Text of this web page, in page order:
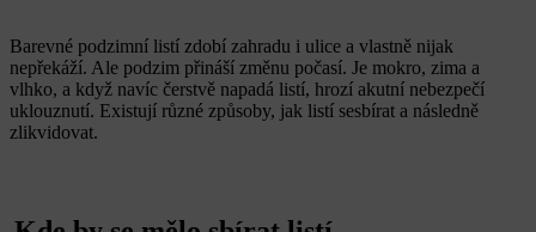
Barevné podzimní listí zdobí zahradu i ulice a vlastně nijak
nepřekáží. Ale podzim přináší změnu počasí. Je mokro, zima a
vlhko, a když navíc čerstvě napadá listí, hrozí akutní nebezpečí
uklouznutí. Existují různé způsoby, jak listí sesbírat a následně
zlikvidovat.